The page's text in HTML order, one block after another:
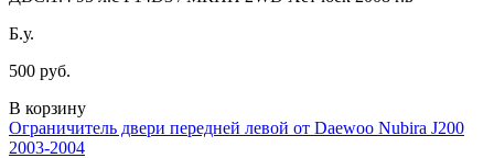
Б.у.
500 руб.
В корзину
Ограничитель двери передней левой от Daewoo Nubira J200
2003-2004